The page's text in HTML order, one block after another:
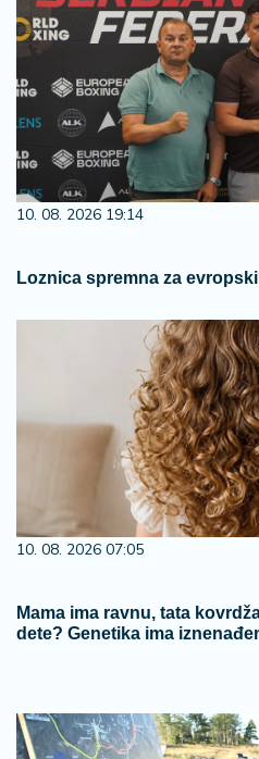
10. 08. 2026 19:14
Loznica spremna za
10. 08. 2026 07:05
Mama ima ravnu, tata
dete? Genetika ima